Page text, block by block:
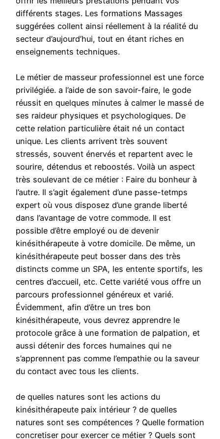
différents stages. Les formations Massages
suggérées collent ainsi réellement à la réalité du
secteur d’aujourd’hui, tout en étant riches en
enseignements techniques.
Le métier de masseur professionnel est une force
privilégiée. a l’aide de son savoir-faire, le gode
réussit en quelques minutes à calmer le massé de
ses raideur physiques et psychologiques. De
cette relation particulière était né un contact
unique. Les clients arrivent très souvent
stressés, souvent énervés et repartent avec le
sourire, détendus et reboostés. Voilà un aspect
très soulevant de ce métier : Faire du bonheur à
l’autre. Il s’agit également d’une passe-tetmps
expert où vous disposez d’une grande liberté
dans l’avantage de votre commode. Il est
possible d’être employé ou de devenir
kinésithérapeute à votre domicile. De même, un
kinésithérapeute peut bosser dans des très
distincts comme un SPA, les entente sportifs, les
centres d’accueil, etc. Cette variété vous offre un
parcours professionnel généreux et varié.
Évidemment, afin d’être un tres bon
kinésithérapeute, vous devrez apprendre le
protocole grâce à une formation de palpation, et
aussi détenir des forces humaines qui ne
s’apprennent pas comme l’empathie ou la saveur
du contact avec tous les clients.
de quelles natures sont les actions du
kinésithérapeute paix intérieur ? de quelles
natures sont ses compétences ? Quelle formation
concretiser pour exercer ce métier ? Quels sont